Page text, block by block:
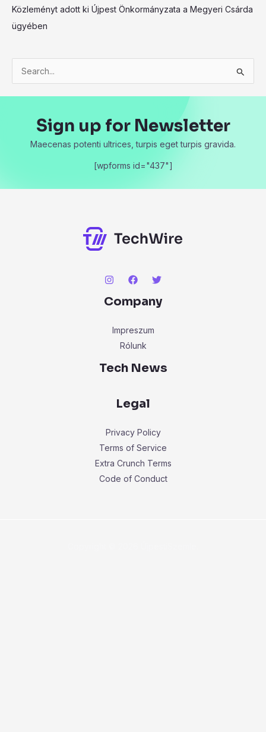
Közleményt adott ki Újpest Önkormányzata a Megyeri Csárda
ügyében
o
Sign up for Newsletter
Maecenas potenti ultrices, turpis eget turpis gravida.
[wpforms id="437"]
Company
Impreszum
Rólunk
Tech News
Legal
Privacy Policy
Terms of Service
Extra Crunch Terms
Code of Conduct